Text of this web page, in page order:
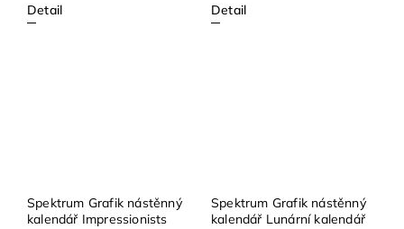
Detail Detail
Spektrum Grafik nástěnný
kalendář Impressionists
Spektrum Grafik nástěnný
kalendář Lunární kalendář